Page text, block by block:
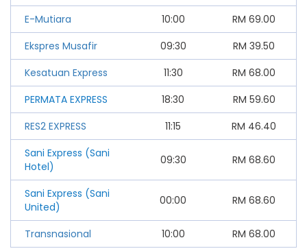
E-Mutiara
10:00 RM 69.00
Ekspres Musafir
09:30 RM 39.50
Kesatuan Express
11:30 RM 68.00
PERMATA EXPRESS
18:30 RM 59.60
RES2 EXPRESS
11:15 RM 46.40
Sani Express (Sani
Hotel)
09:30 RM 68.60
Sani Express (Sani
United)
00:00 RM 68.60
Transnasional 10:00 RM 68.00